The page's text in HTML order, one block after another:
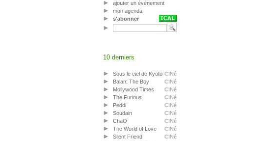
ajouter un évènement
mon agenda
s'abonner
10 derniers
CINé
Sous le ciel de Kyoto
CINé
Balan: The Boy
CINé
Mollywood Times
CINé
The Furious
CINé
Peddi
CINé
Soudain
CINé
ChaO
CINé
The World of Love
CINé
Silent Friend